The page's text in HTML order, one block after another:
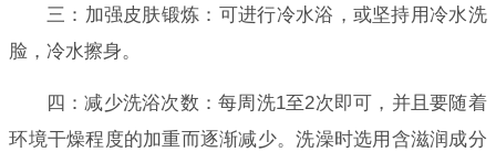
三：加强皮肤锻炼：可进行冷水浴，或坚持用冷水洗
脸，冷水擦身。
四：减少洗浴次数：每周洗1至2次即可，并且要随着
环境干燥程度的加重而逐渐减少。洗澡时选用含滋润成分